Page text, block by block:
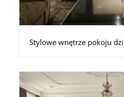
Stylowe wnętrze pokoju